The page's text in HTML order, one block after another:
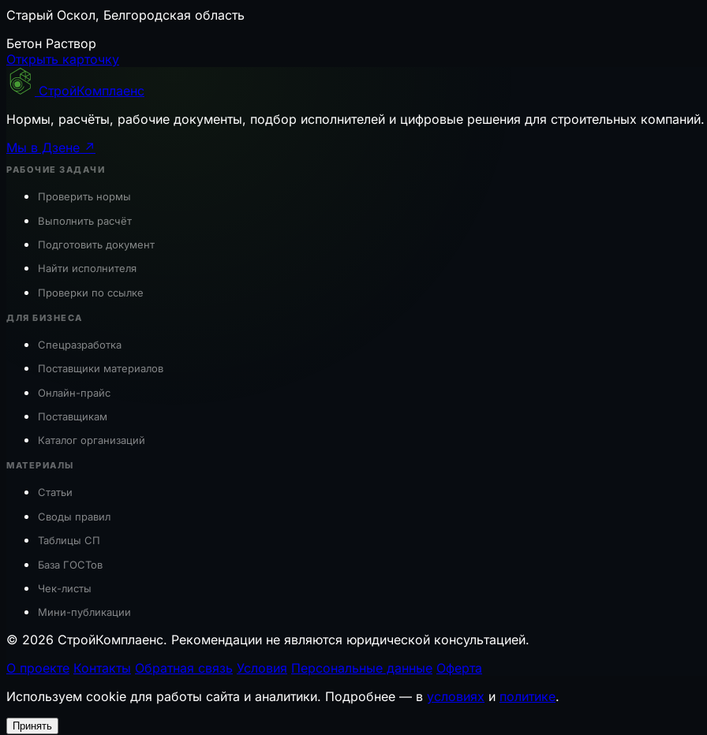
Старый Оскол, Белгородская область
Бетон Раствор
Открыть карточку
СтройКомплаенс
Нормы, расчёты, рабочие документы, подбор исполнителей и цифровые решения для строительных компаний.
Мы в Дзене ↗
РАБОЧИЕ ЗАДАЧИ
Проверить нормы
Выполнить расчёт
Подготовить документ
Найти исполнителя
Проверки по ссылке
ДЛЯ БИЗНЕСА
Спецразработка
Поставщики материалов
Онлайн-прайс
Поставщикам
Каталог организаций
МАТЕРИАЛЫ
Статьи
Своды правил
Таблицы СП
База ГОСТов
Чек-листы
Мини-публикации
© 2026 СтройКомплаенс. Рекомендации не являются юридической консультацией.
О проекте Контакты Обратная связь Условия Персональные данные Оферта
Используем cookie для работы сайта и аналитики. Подробнее — в условиях и политике.
Принять